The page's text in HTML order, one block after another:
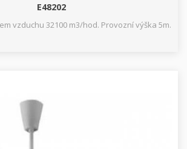
E48202
vzduchu 32100 m3/hod. Provozní výška 5m.